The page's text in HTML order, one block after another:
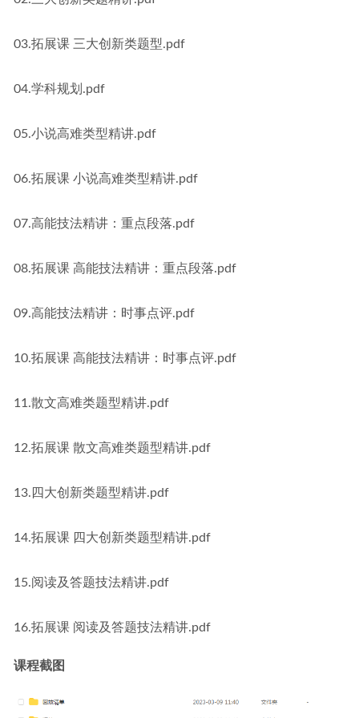
03.拓展课 三大创新类题型.pdf
04.学科规划.pdf
05.小说高难类型精讲.pdf
06.拓展课 小说高难类型精讲.pdf
07.高能技法精讲：重点段落.pdf
08.拓展课 高能技法精讲：重点段落.pdf
09.高能技法精讲：时事点评.pdf
10.拓展课 高能技法精讲：时事点评.pdf
11.散文高难类题型精讲.pdf
12.拓展课 散文高难类题型精讲.pdf
13.四大创新类题型精讲.pdf
14.拓展课 四大创新类题型精讲.pdf
15.阅读及答题技法精讲.pdf
16.拓展课 阅读及答题技法精讲.pdf
课程截图